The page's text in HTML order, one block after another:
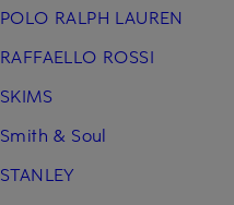
POLO RALPH LAUREN
RAFFAELLO ROSSI
SKIMS
Smith & Soul
STANLEY